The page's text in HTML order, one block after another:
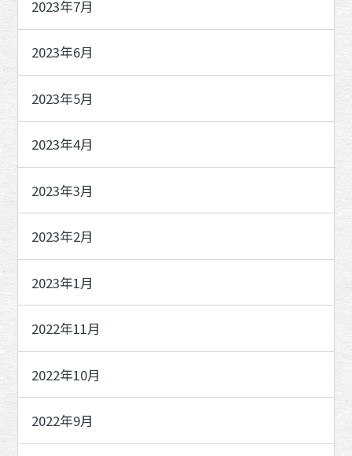
2023年7月
2023年6月
2023年5月
2023年4月
2023年3月
2023年2月
2023年1月
2022年11月
2022年10月
2022年9月